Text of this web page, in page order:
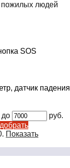
людей
SOS
датчик падения
до
руб.
. Показать